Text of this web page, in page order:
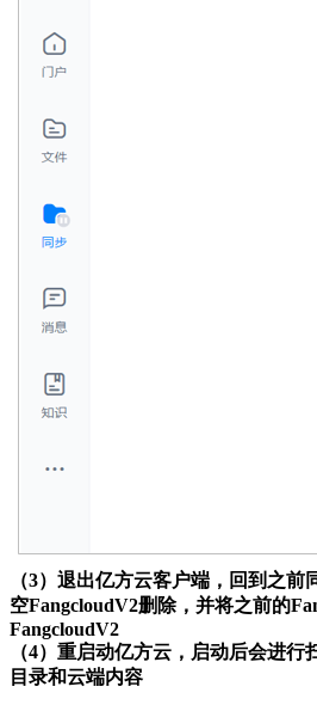
（3）退出亿方云客户端，回到之
空FangcloudV2删除，并将之前的
FangcloudV2
（4）重启动亿方云，启动后会进
目录和云端内容